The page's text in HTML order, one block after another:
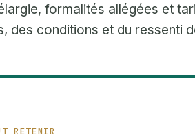
formalités allégées et
des conditions et du ressenti
RETENIR